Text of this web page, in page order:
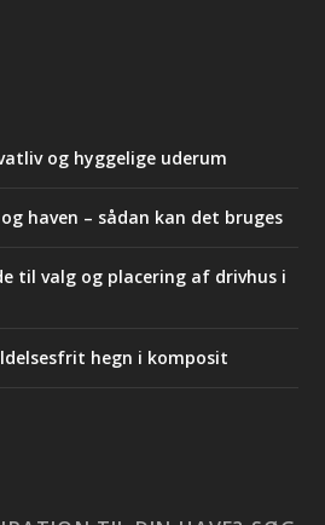
og hyggelige uderum
haven – sådan kan det bruges
til valg og placering af drivhus i
hegn i komposit